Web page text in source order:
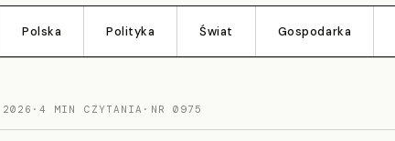
Polska Polityka Świat Gospodarka
2026 ·4 MIN CZYTANIA · NR 0975